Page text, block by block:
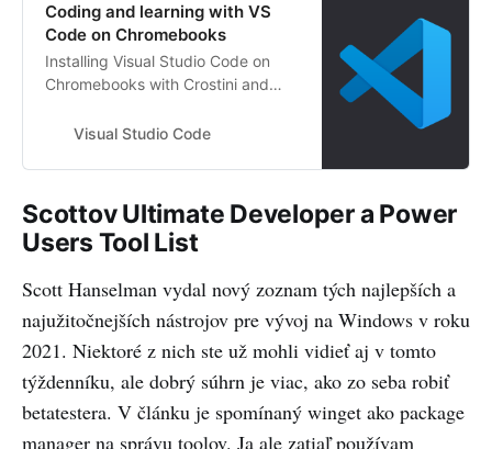
Coding and learning with VS
Code on Chromebooks
Installing Visual Studio Code on
Chromebooks with Crostini and
learning
Visual Studio Code
Scottov Ultimate Developer a Power
Users Tool List
Scott Hanselman vydal nový zoznam tých najlepších a
najužitočnejších nástrojov pre vývoj na Windows v roku
2021. Niektoré z nich ste už mohli vidieť aj v tomto
týždenníku, ale dobrý súhrn je viac, ako zo seba robiť
betatestera. V článku je spomínaný winget ako package
manager na správu toolov. Ja ale zatiaľ používam